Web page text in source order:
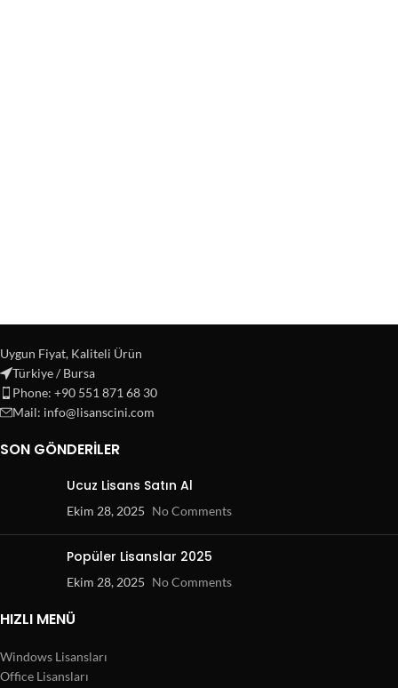
Uygun Fiyat, Kaliteli Ürün
Türkiye / Bursa
Phone: +90 551 871 68 30
Mail: info@lisanscini.com
SON GÖNDERILER
Ucuz Lisans Satın Al
Ekim 28, 2025 No Comments
Popüler Lisanslar 2025
Ekim 28, 2025 No Comments
HIZLI MENÜ
Windows Lisansları
Office Lisansları